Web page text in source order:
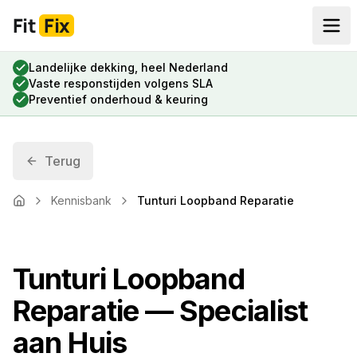
Fit Fix
Landelijke dekking, heel Nederland
Vaste responstijden volgens SLA
Preventief onderhoud & keuring
Terug
Home Kennisbank Tunturi Loopband Reparatie
Tunturi Loopband
Reparatie — Specialist
aan Huis